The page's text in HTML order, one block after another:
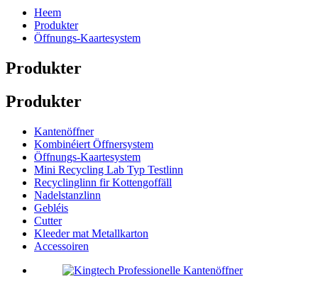
Heem
Produkter
Öffnungs-Kaartesystem
Produkter
Produkter
Kantenöffner
Kombinéiert Öffnersystem
Öffnungs-Kaartesystem
Mini Recycling Lab Typ Testlinn
Recyclinglinn fir Kottengoffäll
Nadelstanzlinn
Gebléis
Cutter
Kleeder mat Metallkarton
Accessoiren